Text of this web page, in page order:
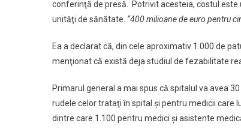
conferinţă de presă. Potrivit acesteia, costul
unităţi de sănătate. “400 milioane de euro pentru
Ea a declarat că, din cele aproximativ 1.000 de
menţionat că există deja studiul de fezabilitate
Primarul general a mai spus că spitalul va avea
rudele celor trataţi în spital şi pentru medicii care
dintre care 1.100 pentru medici şi asistente